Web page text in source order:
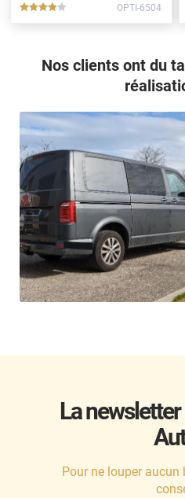
***** OPTI-6504
Nos clients ont du
La
Pour ne louper